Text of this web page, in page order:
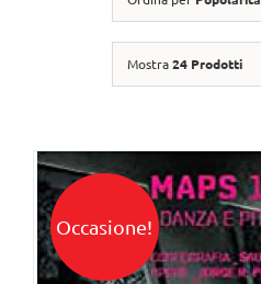
Mostra24 Prodotti
Occasione!